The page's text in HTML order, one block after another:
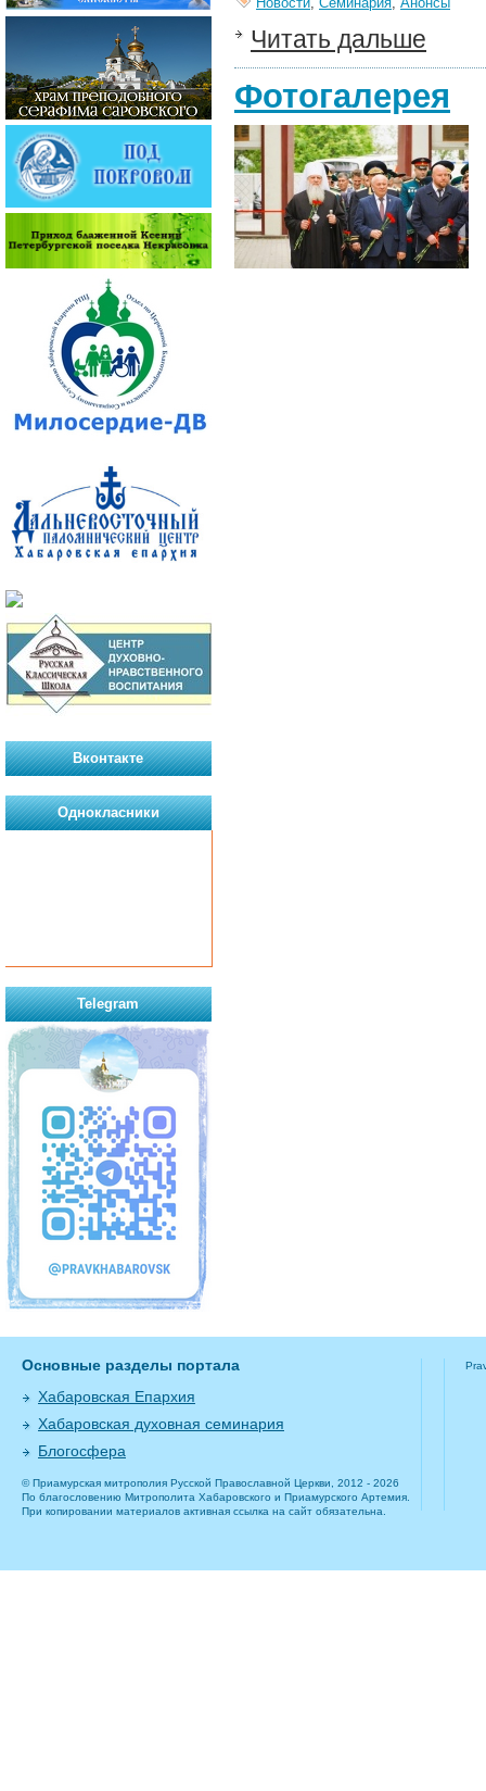
Читать дальше
Фотогалерея
Вконтакте
Однокласники
Telegram
Основные разделы портала
Хабаровская Епархия
Хабаровская духовная семинария
Блогосфера
© Приамурская митрополия Русской Православной Церкви, 2012 - 2026
По благословению Митрополита Хабаровского и Приамурского Артемия.
При копировании материалов активная ссылка на сайт обязательна.